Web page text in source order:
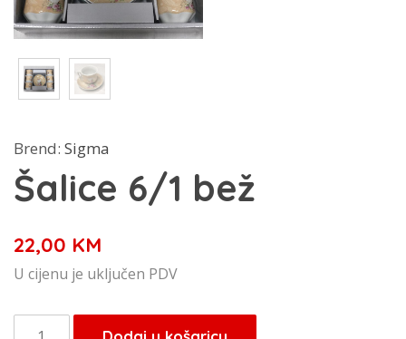
Brend: Sigma
Šalice 6/1 bež
22,00 KM
U cijenu je uključen PDV
Šalice